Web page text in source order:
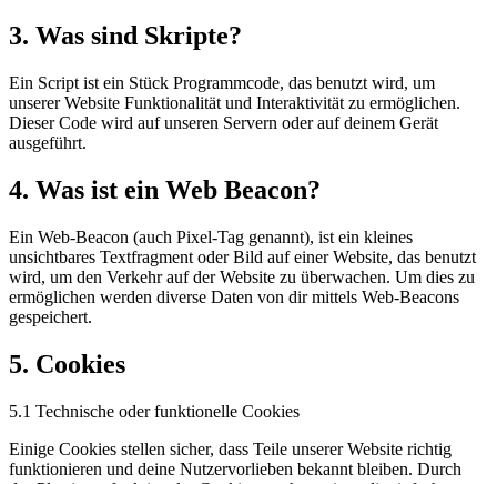
3. Was sind Skripte?
Ein Script ist ein Stück Programmcode, das benutzt wird, um
unserer Website Funktionalität und Interaktivität zu ermöglichen.
Dieser Code wird auf unseren Servern oder auf deinem Gerät
ausgeführt.
4. Was ist ein Web Beacon?
Ein Web-Beacon (auch Pixel-Tag genannt), ist ein kleines
unsichtbares Textfragment oder Bild auf einer Website, das benutzt
wird, um den Verkehr auf der Website zu überwachen. Um dies zu
ermöglichen werden diverse Daten von dir mittels Web-Beacons
gespeichert.
5. Cookies
5.1 Technische oder funktionelle Cookies
Einige Cookies stellen sicher, dass Teile unserer Website richtig
funktionieren und deine Nutzervorlieben bekannt bleiben. Durch